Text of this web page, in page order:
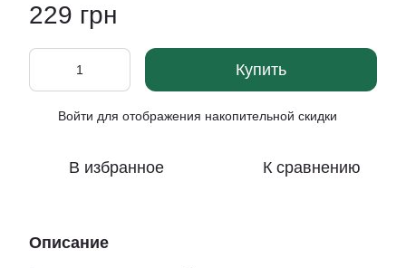
229 грн
Купить
Войти для отображения накопительной скидки
В избранное К сравнению
Описание